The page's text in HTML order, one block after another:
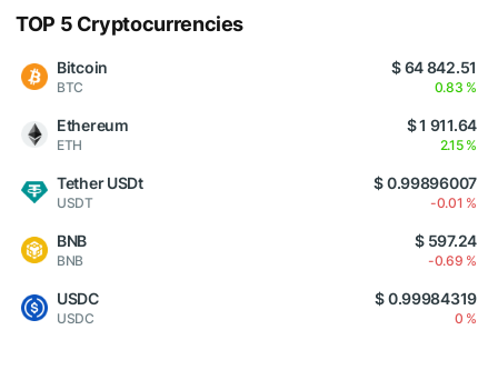
TOP 5 Cryptocurrencies
Bitcoin
BTC
$ 64 842.51
0.83 %
Ethereum
ETH
$ 1 911.64
2.15 %
Tether USDt
USDT
$ 0.99896007
-0.01 %
BNB
BNB
$ 597.24
-0.69 %
USDC
USDC
$ 0.99984319
0 %